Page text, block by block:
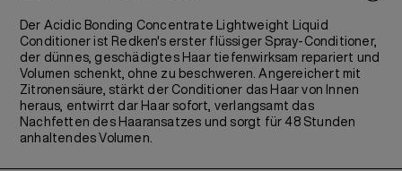
Der Acidic Bonding Concentrate Lightweight Liquid
Conditioner ist Redken's erster flüssiger Spray-Conditioner,
der dünnes, geschädigtes Haar tiefenwirksam repariert und
Volumen schenkt, ohne zu beschweren. Angereichert mit
Zitronensäure, stärkt der Conditioner das Haar von Innen
heraus, entwirrt dar Haar sofort, verlangsamt das
Nachfetten des Haaransatzes und sorgt für 48 Stunden
anhaltendes Volumen.